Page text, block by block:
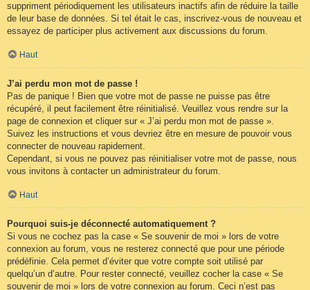
suppriment périodiquement les utilisateurs inactifs afin de réduire la taille
de leur base de données. Si tel était le cas, inscrivez-vous de nouveau et
essayez de participer plus activement aux discussions du forum.
Haut
J’ai perdu mon mot de passe !
Pas de panique ! Bien que votre mot de passe ne puisse pas être
récupéré, il peut facilement être réinitialisé. Veuillez vous rendre sur la
page de connexion et cliquer sur « J’ai perdu mon mot de passe ».
Suivez les instructions et vous devriez être en mesure de pouvoir vous
connecter de nouveau rapidement.
Cependant, si vous ne pouvez pas réinitialiser votre mot de passe, nous
vous invitons à contacter un administrateur du forum.
Haut
Pourquoi suis-je déconnecté automatiquement ?
Si vous ne cochez pas la case « Se souvenir de moi » lors de votre
connexion au forum, vous ne resterez connecté que pour une période
prédéfinie. Cela permet d’éviter que votre compte soit utilisé par
quelqu’un d’autre. Pour rester connecté, veuillez cocher la case « Se
souvenir de moi » lors de votre connexion au forum. Ceci n’est pas